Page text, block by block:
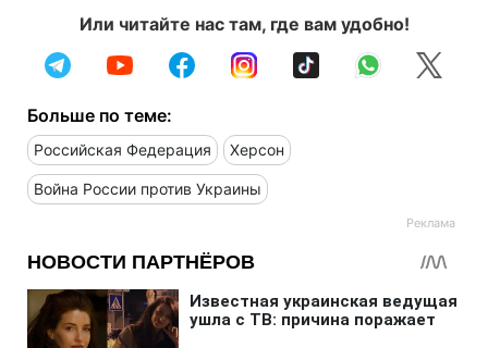
Или читайте нас там, где вам удобно!
Больше по теме:
Российская Федерация Херсон
Война России против Украины